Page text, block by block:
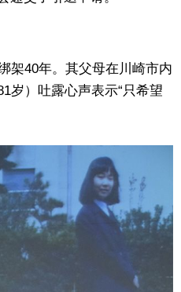
架40年。其父母在川崎市内
岁）吐露心声表示“只希望